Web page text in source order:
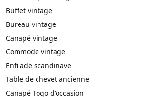
Buffet vintage
Bureau vintage
Canapé vintage
Commode vintage
Enfilade scandinave
Table de chevet ancienne
Canapé Togo d'occasion